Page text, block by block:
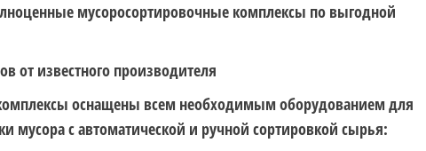
мусоросортировочные комплексы по выгодной
от известного производителя
оснащены всем необходимым оборудованием для
мусора с автоматической и ручной сортировкой сырья: